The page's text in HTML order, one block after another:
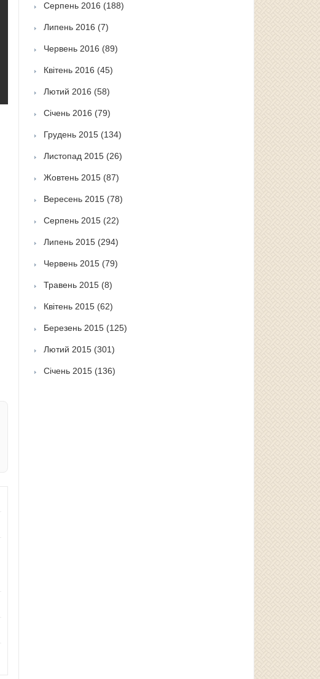
Серпень 2016 (188)
Липень 2016 (7)
Червень 2016 (89)
Квітень 2016 (45)
Лютий 2016 (58)
Січень 2016 (79)
Грудень 2015(134)
Листопад 2015(26)
Жовтень 2015(87)
Вересень 2015(78)
Серпень 2015(22)
Липень 2015(294)
Червень 2015(79)
Травень 2015(8)
Квітень 2015(62)
Березень 2015(125)
Лютий 2015(301)
Січень 2015(136)